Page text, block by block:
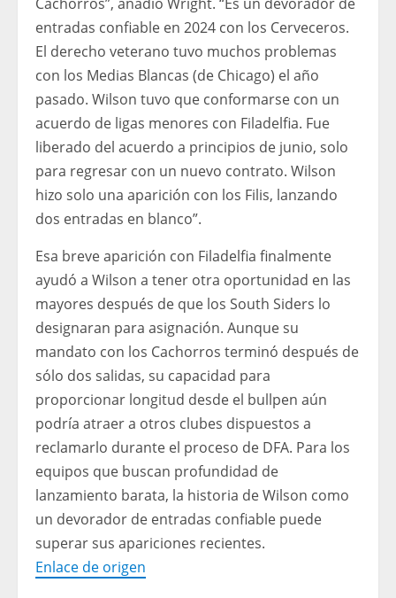
entradas confiable en 2024 con los Cerveceros.
El derecho veterano tuvo muchos problemas
con los Medias Blancas (de Chicago) el año
pasado. Wilson tuvo que conformarse con un
acuerdo de ligas menores con Filadelfia. Fue
liberado del acuerdo a principios de junio, solo
para regresar con un nuevo contrato. Wilson
hizo solo una aparición con los Filis, lanzando
dos entradas en blanco”.
Esa breve aparición con Filadelfia finalmente
ayudó a Wilson a tener otra oportunidad en las
mayores después de que los South Siders lo
designaran para asignación. Aunque su
mandato con los Cachorros terminó después de
sólo dos salidas, su capacidad para
proporcionar longitud desde el bullpen aún
podría atraer a otros clubes dispuestos a
reclamarlo durante el proceso de DFA. Para los
equipos que buscan profundidad de
lanzamiento barata, la historia de Wilson como
un devorador de entradas confiable puede
superar sus apariciones recientes.
Enlace de origen